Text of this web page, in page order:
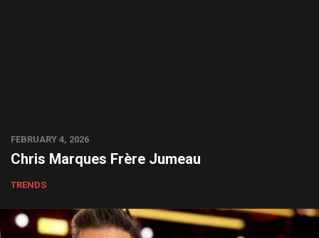
FEBRUARY 4, 2026
Chris Marques Frère Jumeau
TRENDS